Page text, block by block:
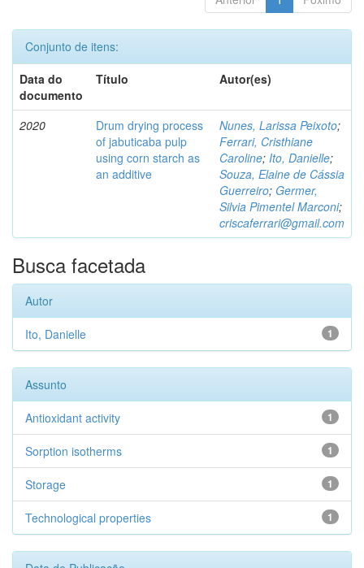
Conjunto de itens:
Data do
documento
Título Autor(es)
2020
Drum drying process
of jabuticaba pulp
using corn starch as
an additive
Nunes, Larissa Peixoto;
Ferrari, Cristhiane
Caroline; Ito, Danielle;
Souza, Elaine de Cássia
Guerreiro; Germer,
Silvia Pimentel Marconi;
criscaferrari@gmail.com
Busca facetada
Autor
1
Ito, Danielle
Assunto
1
Antioxidant activity
1
Sorption isotherms
1
Storage
1
Technological properties